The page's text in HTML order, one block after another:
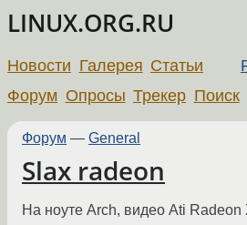
LINUX.ORG.RU
Новости Галерея Статьи
Форум Опросы Трекер Поиск
Форум — General
Slax radeon
На ноуте Arch, видео Ati Radeon